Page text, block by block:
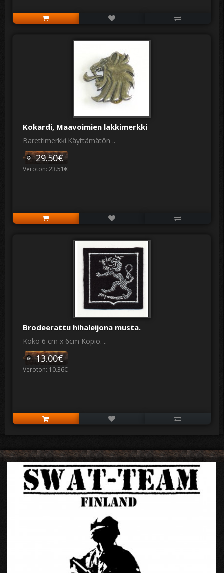
Kokardi, Maavoimien lakkimerkki
Barettimerkki.Käyttämätön ..
29.50€
Veroton: 23.51€
Brodeerattu hihaleijona musta.
Koko 6 cm x 6cm Kopio. ..
13.00€
Veroton: 10.36€